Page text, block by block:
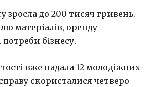
зросла до 200 тисяч гривень.
матеріалів, оренду
бізнесу.
вже надала 12 молодіжних
скористалися четверо